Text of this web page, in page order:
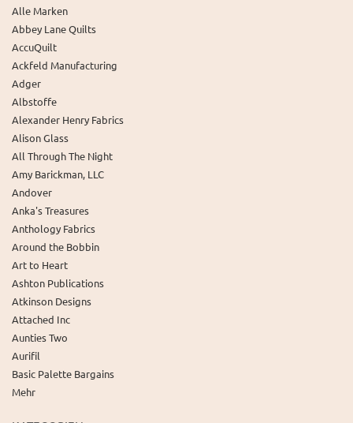
Alle Marken
Abbey Lane Quilts
AccuQuilt
Ackfeld Manufacturing
Adger
Albstoffe
Alexander Henry Fabrics
Alison Glass
All Through The Night
Amy Barickman, LLC
Andover
Anka's Treasures
Anthology Fabrics
Around the Bobbin
Art to Heart
Ashton Publications
Atkinson Designs
Attached Inc
Aunties Two
Aurifil
Basic Palette Bargains
Mehr